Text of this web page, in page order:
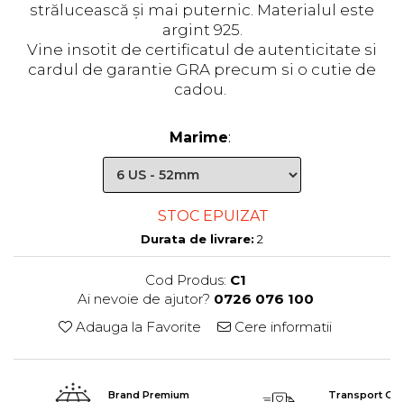
strălucească și mai puternic. Materialul este
argint 925.
Vine insotit de certificatul de autenticitate si
cardul de garantie GRA precum si o cutie de
cadou.
Marime:
STOC EPUIZAT
Durata de livrare: 2
Cod Produs: C1
Ai nevoie de ajutor? 0726 076 100
Adauga la Favorite
Cere informatii
Brand Premium Transport